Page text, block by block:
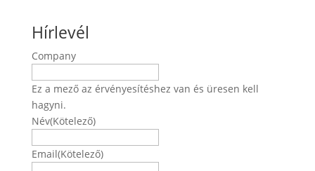
Hírlevél
Company
Ez a mező az érvényesítéshez van és üresen kell
hagyni.
Név(Kötelező)
Email(Kötelező)